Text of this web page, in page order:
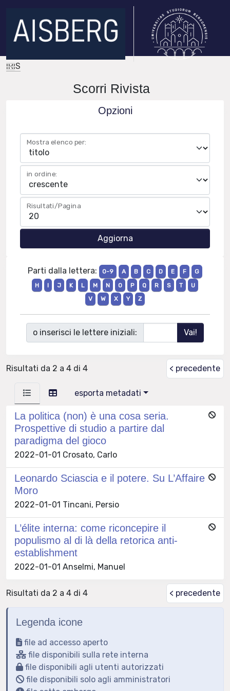
IRIS
Scorri Rivista
Opzioni
Mostra elenco per:
in ordine:
Risultati/Pagina
Parti dalla lettera: 0-9 A B C D E F
G
H
I J K L M N O P Q R S T
U
V
W X Y Z
o inserisci le lettere iniziali:
Risultati da 2 a 4 di 4 < precedente
esporta metadati
La politica (non) è una cosa seria.
Prospettive di studio a partire dal
paradigma del gioco
2022-01-01 Crosato, Carlo
Leonardo Sciascia e il potere. Su L’Affaire
Moro
2022-01-01 Tincani, Persio
L’élite interna: come riconcepire il
populismo al di là della retorica anti-
establishment
2022-01-01 Anselmi, Manuel
Risultati da 2 a 4 di 4 < precedente
Legenda icone
file ad accesso aperto
file disponibili sulla rete interna
file disponibili agli utenti autorizzati
file disponibili solo agli amministratori